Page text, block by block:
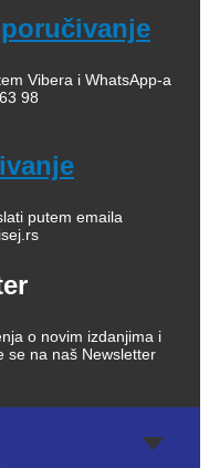
Vibera i WhatsApp-a
98
putem emaila
o novim izdanjima i
se na naš Newsletter